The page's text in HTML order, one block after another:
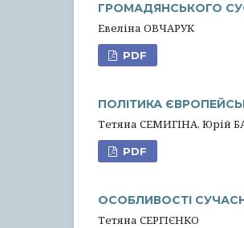
ГРОМАДЯНСЬКОГО
Евеліна ОВЧАРУК
PDF
ПОЛІТИКА
Тетяна СЕМИГІНА, Юрій
PDF
ОСОБЛИВОСТІ
Тетяна СЕРГІЄНКО